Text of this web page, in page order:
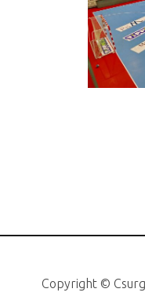
Copyright ©